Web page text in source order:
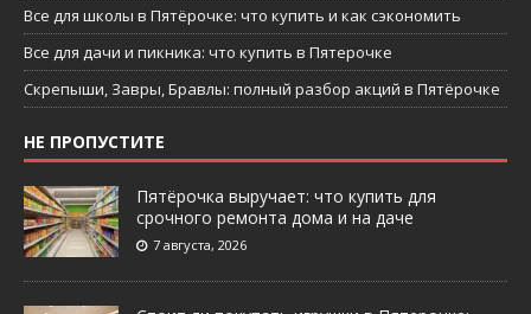
Все для школы в Пятёрочке: что купить и как сэкономить
Все для дачи и пикника: что купить в Пятерочке
Скрепыши, Завры, Бравлы: полный разбор акций в Пятёрочке
НЕ ПРОПУСТИТЕ
Пятёрочка выручает: что купить для
срочного ремонта дома и на даче
7 августа, 2026